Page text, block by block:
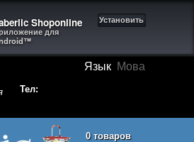
Shoponline
для
Установить
Язык Мова
Тел:
0 товаров